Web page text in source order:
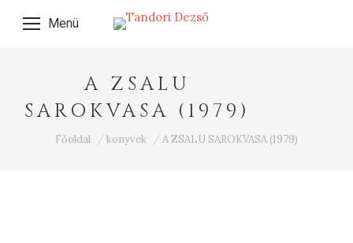
Menü
A ZSALU
SAROKVASA (1979)
Ön itt van:
Főoldal konyvek A ZSALU SAROKVASA (1979)